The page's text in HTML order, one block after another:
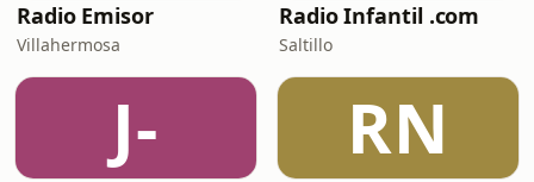
Radio Emisor
Villahermosa
Radio Infantil .com
Saltillo
J- RN